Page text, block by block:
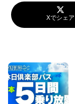
Xでシェア